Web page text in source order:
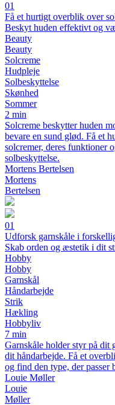
01
Få et hurtigt overblik over
Beskyt huden effektivt og
Beauty
Beauty
Solcreme
Hudpleje
Solbeskyttelse
Skønhed
Sommer
2 min
Solcreme beskytter huden
bevare en sund glød. Få et
solcremer, deres funktioner
solbeskyttelse.
Mortens Bertelsen
Mortens
Bertelsen
01
Udforsk garnskåle i
Skab orden og æstetik i dit
Hobby
Hobby
Garnskål
Håndarbejde
Strik
Hækling
Hobbyliv
7 min
Garnskåle holder styr på dit
dit håndarbejde. Få et
og find den type, der passer
Louie Møller
Louie
Møller